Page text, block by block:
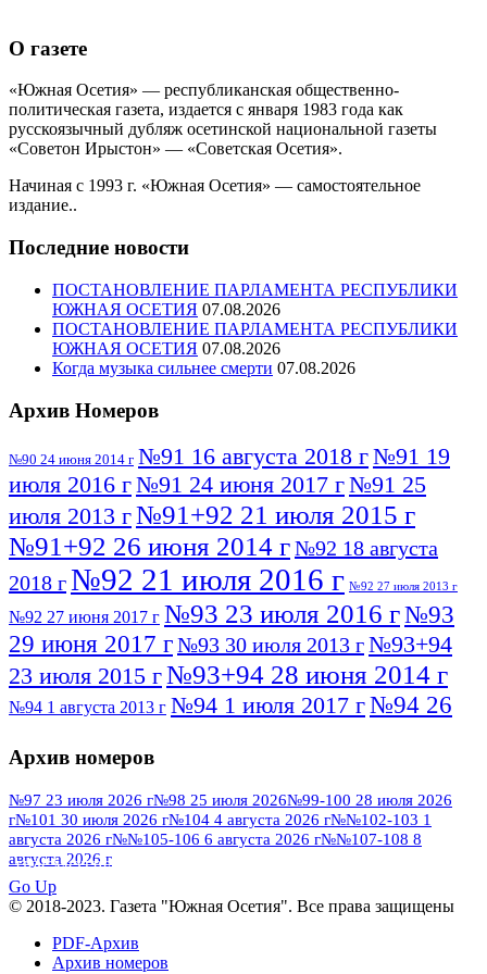
О газете
«Южная Осетия» — республиканская общественно-
политическая газета, издается с января 1983 года как
русскоязычный дубляж осетинской национальной газеты
«Советон Ирыстон» — «Советская Осетия».
Начиная с 1993 г. «Южная Осетия» — самостоятельное
издание..
Последние новости
ПОСТАНОВЛЕНИЕ ПАРЛАМЕНТА РЕСПУБЛИКИ
ЮЖНАЯ ОСЕТИЯ 07.08.2026
ПОСТАНОВЛЕНИЕ ПАРЛАМЕНТА РЕСПУБЛИКИ
ЮЖНАЯ ОСЕТИЯ 07.08.2026
Когда музыка сильнее смерти 07.08.2026
Архив Номеров
№90 24 июня 2014 г №91 16 августа 2018 г№91 19
июля 2016 г№91 24 июня 2017 г№91 25
июля 2013 г№91+92 21 июля 2015 г
№91+92 26 июня 2014 г№92 18 августа
2018 г№92 21 июля 2016 г №92 27 июля 2013 г
№92 27 июня 2017 г №93 23 июля 2016 г№93
29 июня 2017 г№93 30 июля 2013 г№93+94
23 июля 2015 г№93+94 28 июня 2014 г
№94 1 августа 2013 г №94 1 июля 2017 г№94 26
№95 7 августа 2012 г
№95 28 июля 2016 г №95+96 3 августа
2013 г№96 6 июля 2017 г№96 9 августа
2012 г №96 28 июля 2015 г
№96+97 30 июля 2016 г
№97 11 августа 2012 г
№97 30 июля 2015 г
Архив номеров
№97 23 июля 2026 г№98 25 июля 2026№99-100 28 июля 2026
г№101 30 июля 2026 г№104 4 августа 2026 г№№102-103 1
августа 2026 г№№105-106 6 августа 2026 г№№107-108 8
августа 2026 г
ПОСМОТРЕТЬ ВСЕ
Go Up
© 2018-2023. Газета "Южная Осетия". Все права защищены
PDF-Архив
Архив номеров